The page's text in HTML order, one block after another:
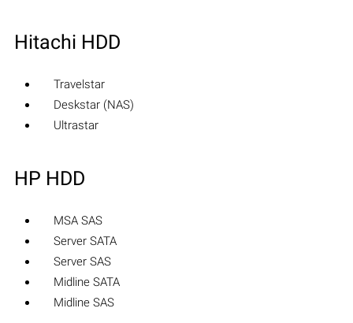
Hitachi HDD
Travelstar
Deskstar (NAS)
Ultrastar
HP HDD
MSA SAS
Server SATA
Server SAS
Midline SATA
Midline SAS